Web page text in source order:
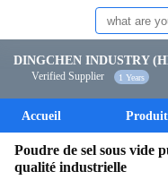
DINGCHEN INDUSTRY
Verified Supplier 1 Years
Accueil
Poudre de sel sous vide
qualité industrielle